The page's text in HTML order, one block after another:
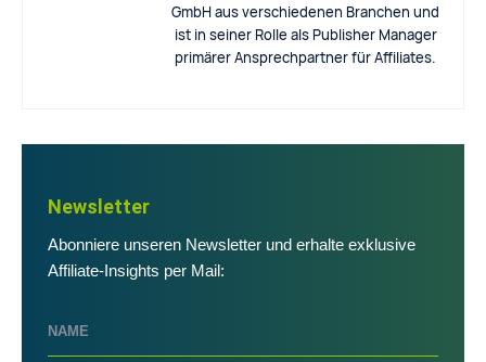
GmbH aus verschiedenen Branchen und
ist in seiner Rolle als Publisher Manager
primärer Ansprechpartner für Affiliates.
Newsletter
Abonniere unseren Newsletter und erhalte exklusive
Affiliate-Insights per Mail: